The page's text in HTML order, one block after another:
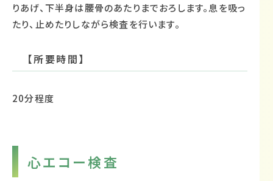
りあげ、下半身は腰骨のあたりまでおろします。息を吸っ
たり、止めたりしながら検査を行います。
【所要時間】
20分程度
心エコー検査